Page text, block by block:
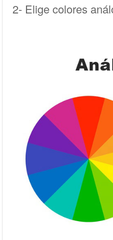
2- Elige colores